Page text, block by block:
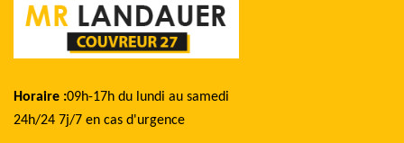
Horaire :09h-17h du lundi au samedi
24h/24 7j/7 en cas d'urgence